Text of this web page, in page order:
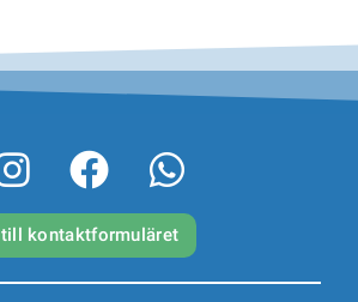
till kontaktformuläret